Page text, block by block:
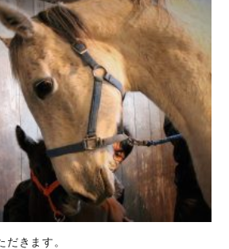
だきます。